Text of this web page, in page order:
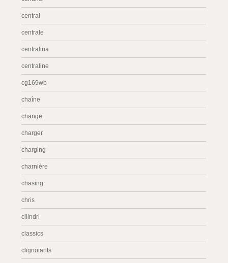
central
centrale
centralina
centraline
cg169wb
chaîne
change
charger
charging
charnière
chasing
chris
cilindri
classics
clignotants